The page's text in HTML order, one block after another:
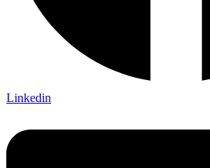
Linkedin